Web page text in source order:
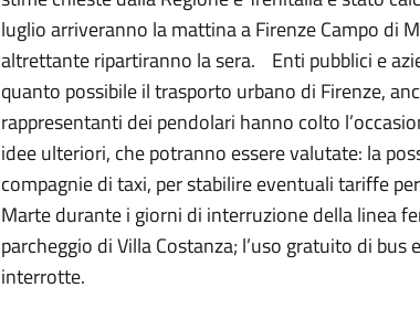
luglio arriveranno la mattina a Firenze Campo di
altrettante ripartiranno la sera. Enti pubblici e
quanto possibile il trasporto urbano di Firenze,
rappresentanti dei pendolari hanno colto
idee ulteriori, che potranno essere valutate: la
compagnie di taxi, per stabilire eventuali tariffe
Marte durante i giorni di interruzione della linea
parcheggio di Villa Costanza; l’uso gratuito di
interrotte.